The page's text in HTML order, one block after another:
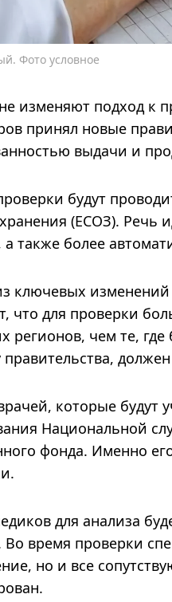
Фото условное
изменяют подход к
принял новые
выдачи и
будут
(ЕСОЗ). Речь
а также более
ключевых изменений
что для проверки
регионов, чем те,
которые будут
Национальной
фонда. Именно
для анализа
Во время проверки
но и все